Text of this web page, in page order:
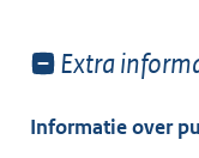
Toon
van:
Extra
Informatie over